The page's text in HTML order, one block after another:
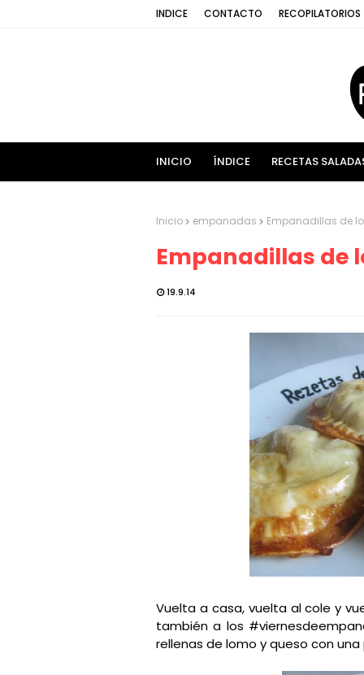
INDICE CONTACTO RECOPILATORIOS
INICIO ÍNDICE RECETAS
Inicio empanadas Empanadillas de
Empanadillas de
19.9.14
Vuelta a casa, vuelta al cole y
también a los
rellenas de lomo y queso con